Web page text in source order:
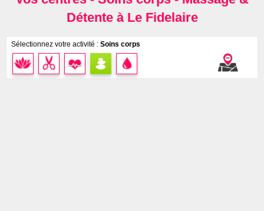
Détente à Le Fidelaire
Sélectionnez votre activité : Soins corps